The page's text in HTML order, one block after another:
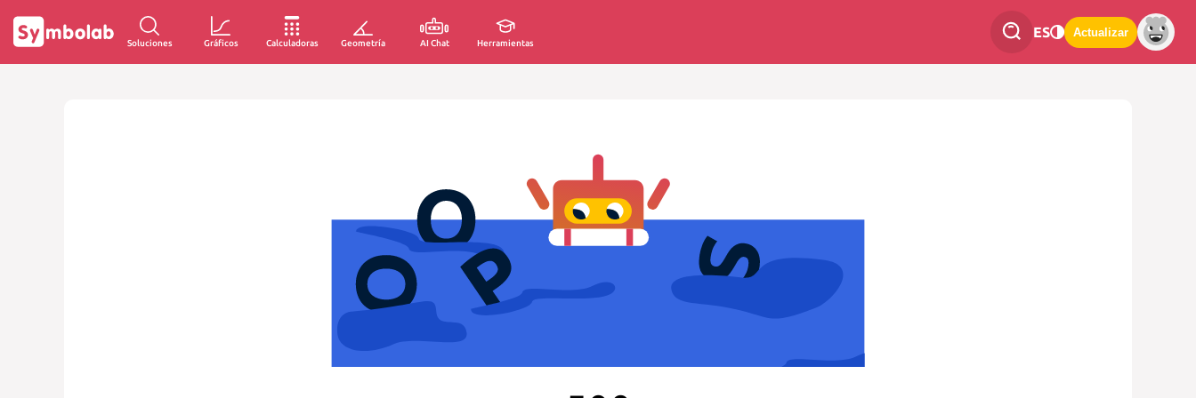
Soluciones Gráficos Calculadoras Geometría AI Chat Herramientas
ES Actualizar